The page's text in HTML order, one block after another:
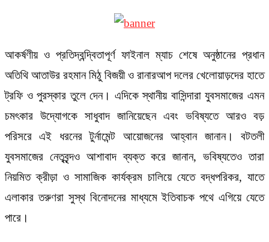
আকর্ষণীয় ও প্রতিদ্বন্দ্বিতাপূর্ণ ফাইনাল ম্যাচ শেষে অনুষ্ঠানের প্রধান
অতিথি আতাউর রহমান মিঠু বিজয়ী ও রানারআপ দলের খেলোয়াড়দের হাতে
ট্রফি ও পুরস্কার তুলে দেন। এদিকে স্থানীয় বাসিন্দারা যুবসমাজের এমন
চমৎকার উদ্যোগকে সাধুবাদ জানিয়েছেন এবং ভবিষ্যতে আরও বড়
পরিসরে এই ধরনের টুর্নামেন্ট আয়োজনের আহ্বান জানান। বটতলী
যুবসমাজের নেতৃবৃন্দও আশাবাদ ব্যক্ত করে জানান, ভবিষ্যতেও তারা
নিয়মিত ক্রীড়া ও সামাজিক কার্যক্রম চালিয়ে যেতে বদ্ধপরিকর, যাতে
এলাকার তরুণরা সুস্থ বিনোদনের মাধ্যমে ইতিবাচক পথে এগিয়ে যেতে
পারে।